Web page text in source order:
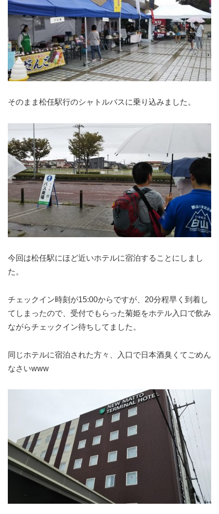
そのまま松任駅行のシャトルバスに乗り込みました。
今回は松任駅にほど近いホテルに宿泊することにしまし
た。
チェックイン時刻が15:00からですが、20分程早く到着し
てしまったので、受付でもらった菊姫をホテル入口で飲み
ながらチェックイン待ちしてました。
同じホテルに宿泊された方々、入口で日本酒臭くてごめん
なさいwww